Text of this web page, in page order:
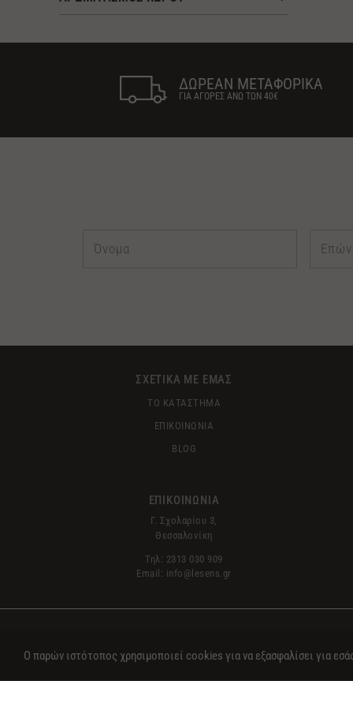
ΔΩΡΕΑΝ ΜΕΤΑΦΟΡΙΚΑ
ΓΙΑ ΑΓΟΡΕΣ ΑΝΩ ΤΩΝ 40€
ΣΧΕΤΙΚΑ ΜΕ ΕΜΑΣ
ΤΟ ΚΑΤΑΣΤΗΜΑ
ΕΠΙΚΟΙΝΩΝΙΑ
BLOG
ΕΠΙΚΟΙΝΩΝΙΑ
Γ. Σχολαρίου 3,
Θεσσαλονίκη
Τηλ: 2313 030 909
Email: info@lesens.gr
Ο παρών ιστότοπος χρησιμοποιεί cookies για να εξασφαλίσει για